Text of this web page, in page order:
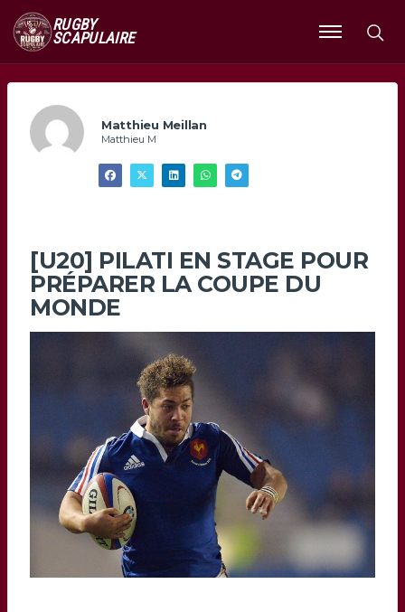
RUGBY
SCAPULAIRE
Ouvrir
le
Matthieu Meillan
Matthieu M
[U20] PILATI EN STAGE POUR
PRÉPARER LA COUPE DU
MONDE